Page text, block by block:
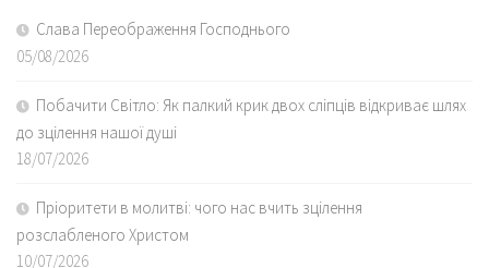
Слава Переображення Господнього
05/08/2026
Побачити Світло: Як палкий крик двох сліпців відкриває шлях
до зцілення нашої душі
18/07/2026
Пріоритети в молитві: чого нас вчить зцілення
розслабленого Христом
10/07/2026